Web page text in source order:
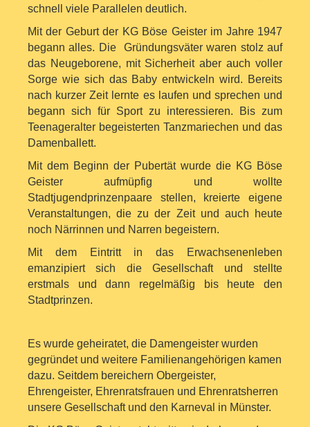
schnell viele Parallelen deutlich.
Mit der Geburt der KG Böse Geister im Jahre 1947
begann alles. Die Gründungsväterwaren stolz auf
das Neugeborene, mit Sicherheit aber auch voller
Sorge wie sich das Baby entwickeln wird. Bereits
nach kurzer Zeit lernte es laufen und sprechen und
begann sich für Sport zu interessieren. Bis zum
Teenageralter begeisterten Tanzmariechen und das
Damenballett.
Mit dem Beginn der Pubertät wurde die KG Böse
Geister aufmüpfig und wollte
Stadtjugendprinzenpaare stellen, kreierte eigene
Veranstaltungen, die zu der Zeit und auch heute
noch Närrinnen und Narren begeistern.
Mit dem Eintritt in das Erwachsenenleben
emanzipiert sich die Gesellschaft und stellte
erstmals und dann regelmäßig bis heute den
Stadtprinzen.
Es wurde geheiratet, die Damengeister wurden
gegründet und weitere Familienangehörigen kamen
dazu. Seitdem bereichern Obergeister,
Ehrengeister, Ehrenratsfrauen und Ehrenratsherren
unsere Gesellschaft und den Karneval in Münster.